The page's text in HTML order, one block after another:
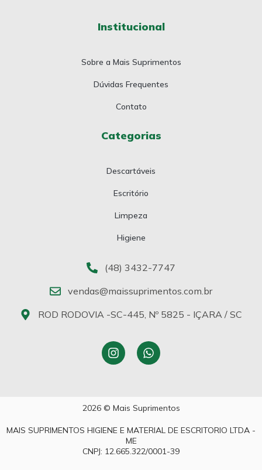
Institucional
Sobre a Mais Suprimentos
Dúvidas Frequentes
Contato
Categorias
Descartáveis
Escritório
Limpeza
Higiene
(48) 3432-7747
vendas@maissuprimentos.com.br
ROD RODOVIA -SC-445, Nº 5825 - IÇARA / SC
2026 © Mais Suprimentos
MAIS SUPRIMENTOS HIGIENE E MATERIAL DE ESCRITORIO LTDA -
ME
CNPJ: 12.665.322/0001-39